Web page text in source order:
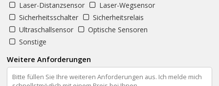
Laser-Distanzsensor
Laser-Wegsensor
Sicherheitsschalter
Sicherheitsrelais
Ultraschallsensor
Optische Sensoren
Sonstige
Weitere Anforderungen